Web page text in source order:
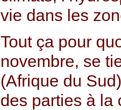
vie dans les
Tout ça pour
novembre, se
(Afrique du
des parties à la